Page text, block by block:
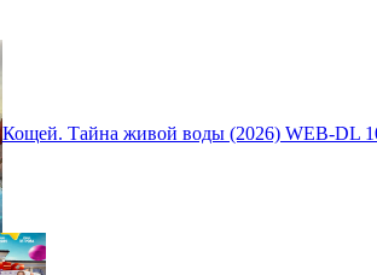
Кощей. Тайна живой воды (2026) WEB-DL